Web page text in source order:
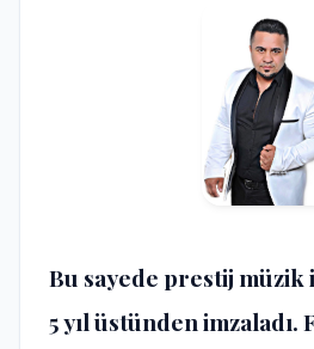
Bu sayede prestij müzik
5 yıl üstünden imzaladı.